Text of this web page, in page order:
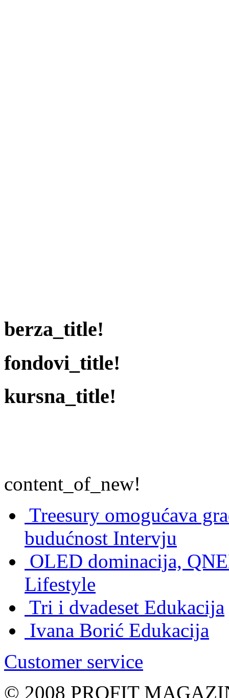
berza_title!
fondovi_title!
kursna_title!
content_of_new!
Treesury omogućava
budućnost Intervju
OLED dominacija,
Lifestyle
Tri i dvadeset Edukacija
Ivana Borić Edukacija
Customer service
© 2008 PROFIT